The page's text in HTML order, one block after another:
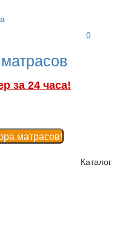
0
за 24 часа!
матрасов!
Каталог